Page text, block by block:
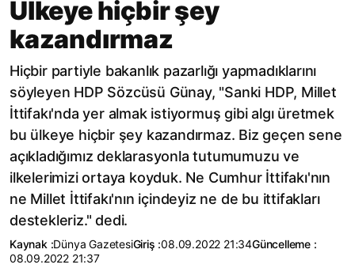
Ülkeye hiçbir şey
kazandırmaz
Hiçbir partiyle bakanlık pazarlığı yapmadıklarını
söyleyen HDP Sözcüsü Günay, "Sanki HDP, Millet
İttifakı'nda yer almak istiyormuş gibi algı üretmek
bu ülkeye hiçbir şey kazandırmaz. Biz geçen sene
açıkladığımız deklarasyonla tutumumuzu ve
ilkelerimizi ortaya koyduk. Ne Cumhur İttifakı'nın
ne Millet İttifakı'nın içindeyiz ne de bu ittifakları
destekleriz." dedi.
Kaynak :Dünya GazetesiGiriş :08.09.2022 21:34Güncelleme :
08.09.2022 21:37